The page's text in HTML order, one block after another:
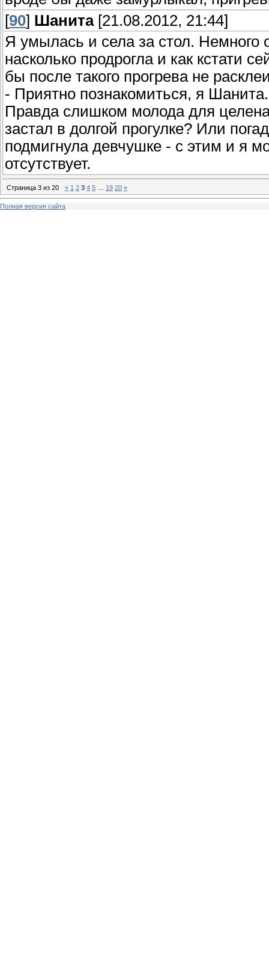
[90] Шанита[21.08.2012, 21:44]
Я умылась и села за стол. Немного
насколько продрогла и как кстати
бы после такого прогрева не
- Приятно познакомиться, я
Правда слишком молода для
застал в долгой прогулке? Или
подмигнула девчушке - с этим и я
отсутствует.
Страница 3 из 20 « 1 2 3 4 5 19 20 »
Полная версия сайта